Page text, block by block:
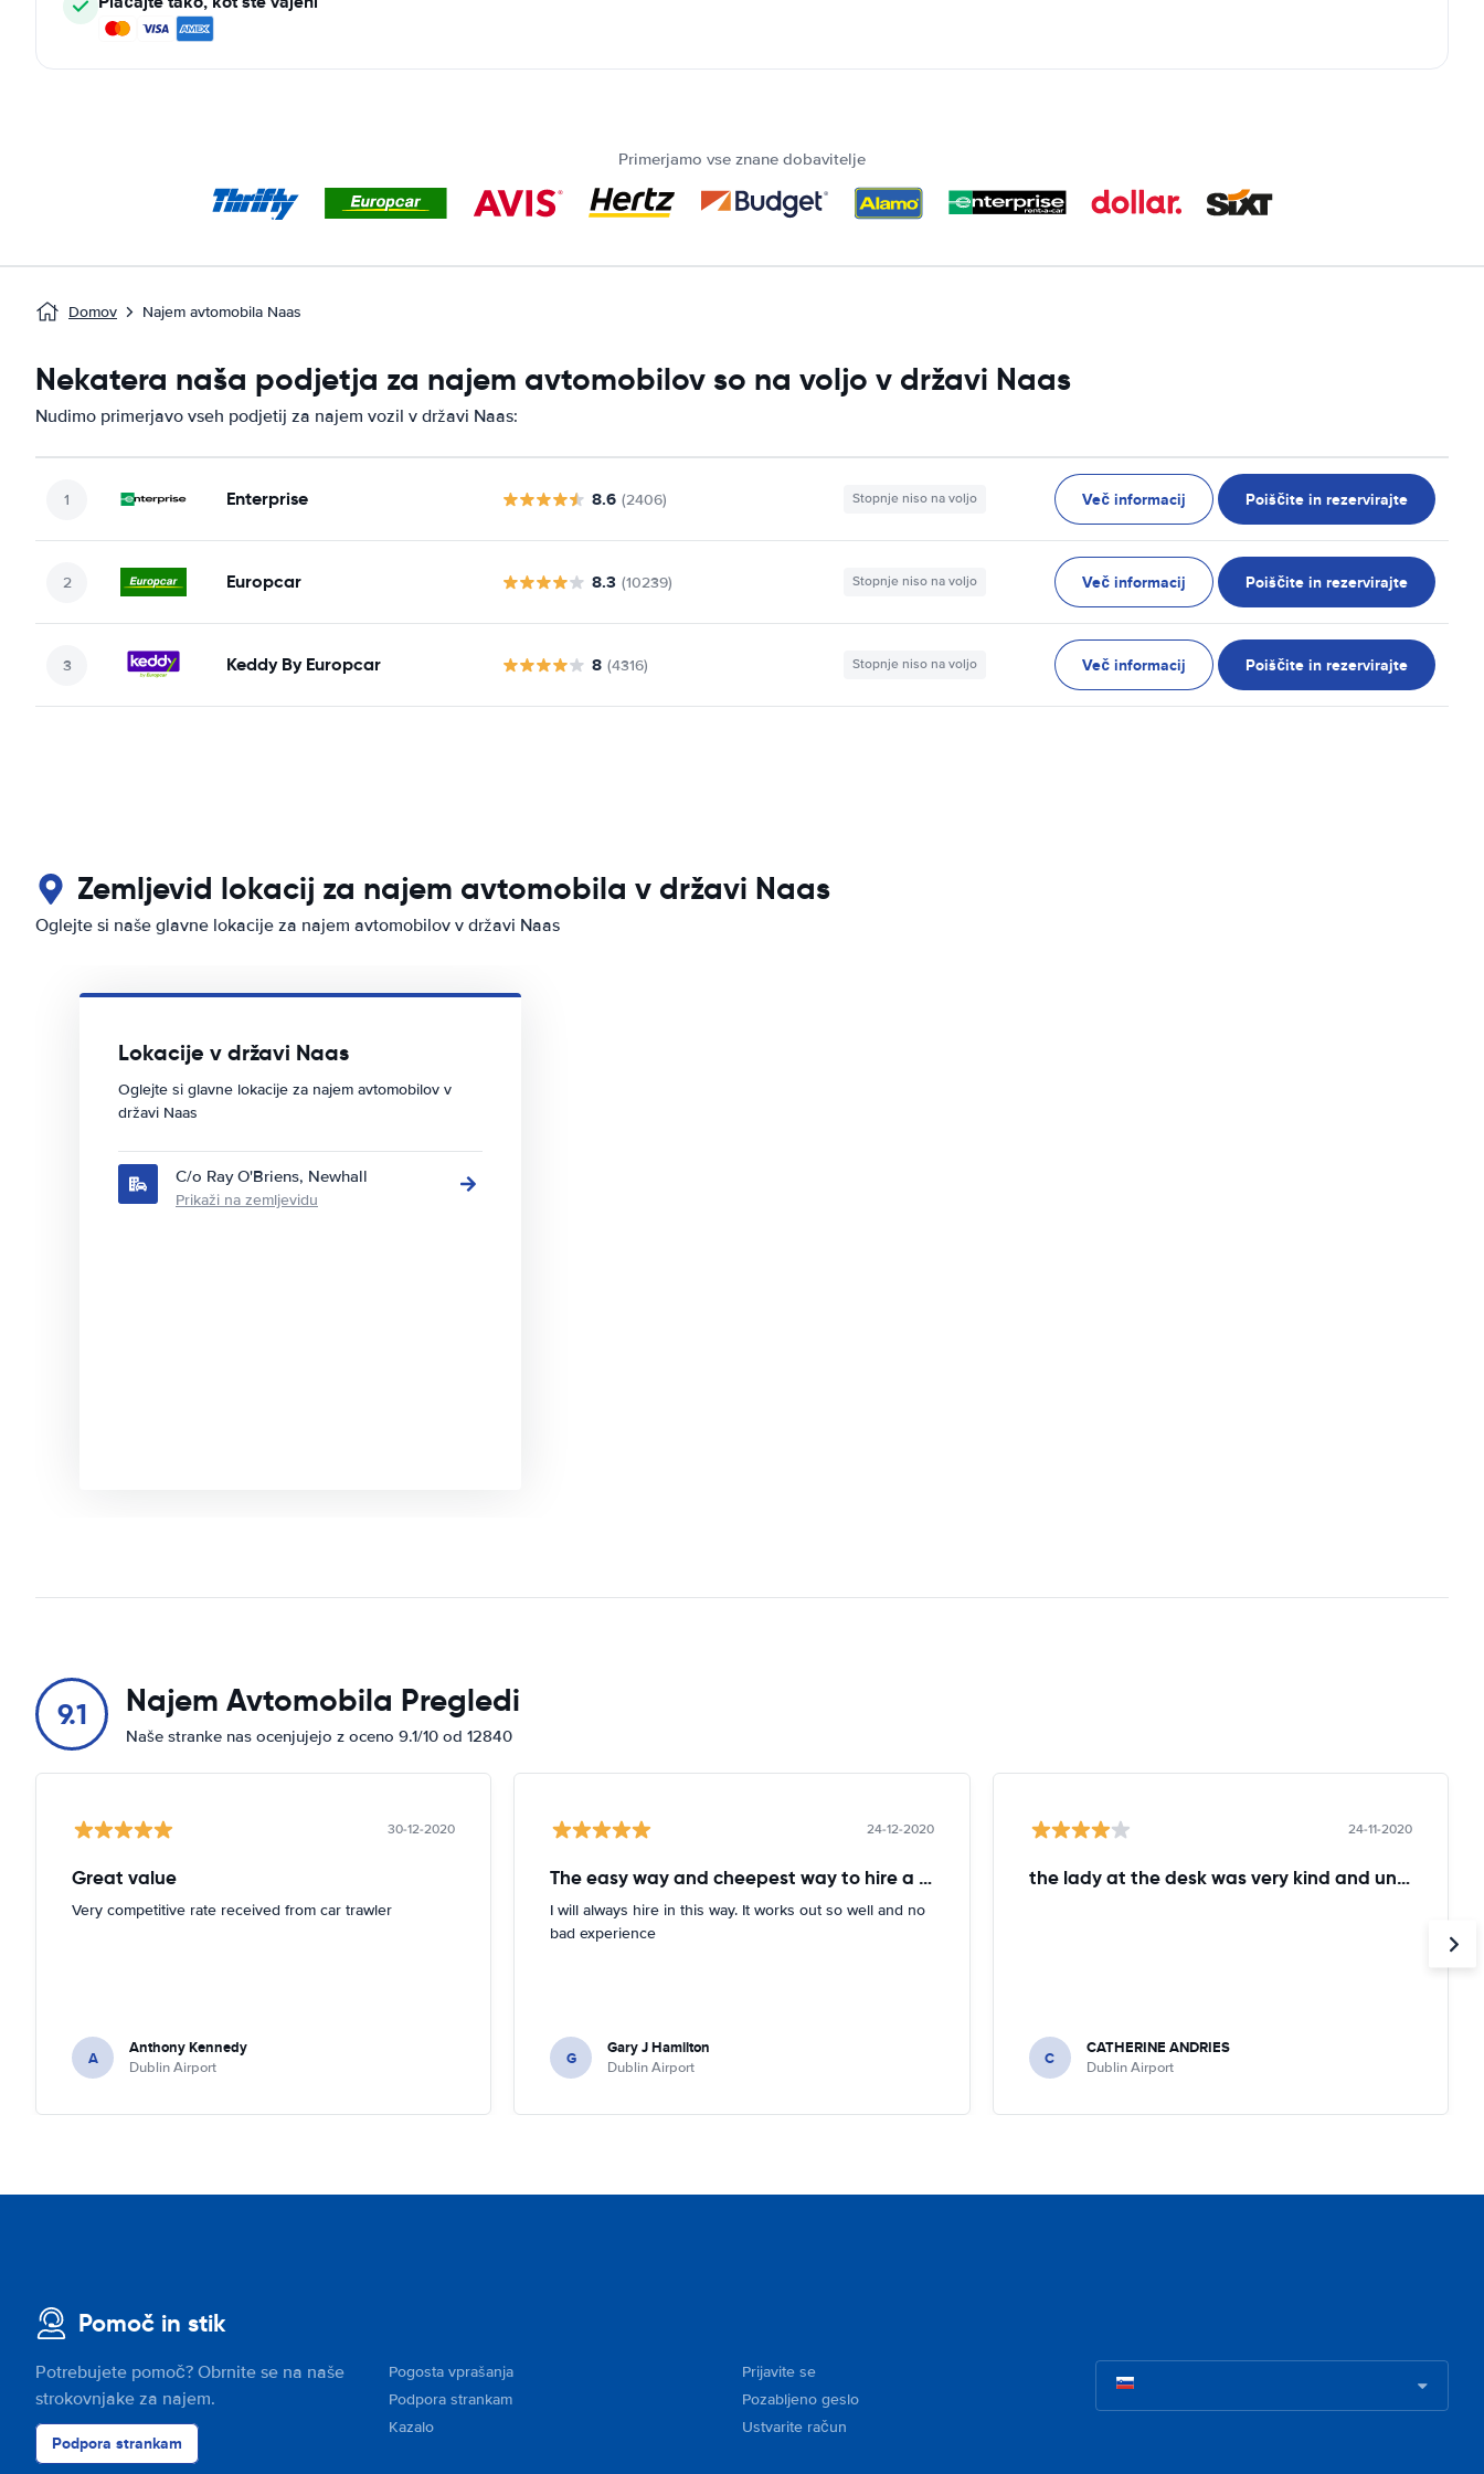
Primerjamo vse znane dobavitelje
Domov Najem avtomobila Naas
Nekatera naša podjetja za najem avtomobilov so na voljo v državi Naas
Nudimo primerjavo vseh podjetij za najem vozil v državi Naas:
Enterprise 8.6 (2406) Stopnje niso na voljo Več informacij Poiščite in rezervirajte
Europcar 8.3 (10239) Stopnje niso na voljo Več informacij Poiščite in rezervirajte
Keddy By Europcar 8 (4316) Stopnje niso na voljo Več informacij Poiščite in rezervirajte
Zemljevid lokacij za najem avtomobila v državi Naas
Oglejte si naše glavne lokacije za najem avtomobilov v državi Naas
Lokacije v državi Naas
Oglejte si glavne lokacije za najem avtomobilov v
državi Naas
C/o Ray O'Briens, Newhall
Prikaži na zemljevidu
9.1 Najem Avtomobila Pregledi
Naše stranke nas ocenjujejo z oceno 9.1/10 od 12840
30-12-2020
Great value
Very competitive rate received from car trawler
A Anthony Kennedy
Dublin Airport
24-12-2020
The easy way and cheepest way to hire a car
I will always hire in this way. It works out so well and no
bad experience
G Gary J Hamilton
Dublin Airport
24-11-2020
the lady at the desk was very kind and understanding!
C CATHERINE ANDRIES
Dublin Airport
Pomoč in stik
Potrebujete pomoč? Obrnite se na naše
strokovnjake za najem.
Podpora strankam
Pogosta vprašanja
Podpora strankam
Kazalo
Prijavite se
Pozabljeno geslo
Ustvarite račun